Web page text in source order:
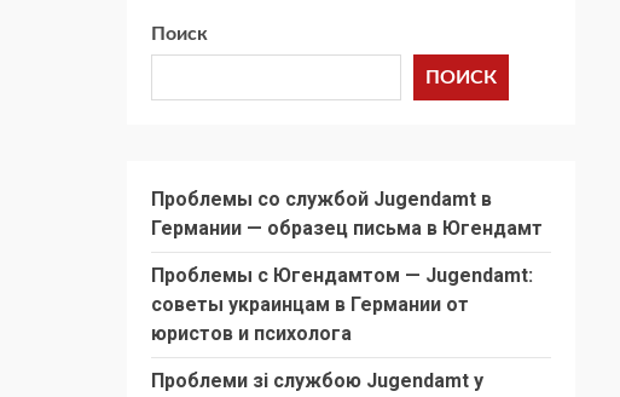
Поиск
ПОИСК
Проблемы со службой Jugendamt в
Германии — образец письма в Югендамт
Проблемы с Югендамтом — Jugendamt:
советы украинцам в Германии от
юристов и психолога
Проблеми зі службою Jugendamt у